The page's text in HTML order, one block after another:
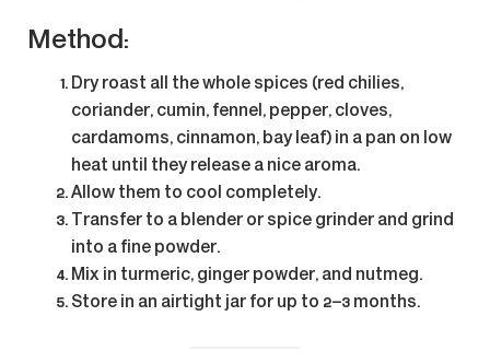
Method:
Dry roast all the whole spices (red chilies,
coriander, cumin, fennel, pepper, cloves,
cardamoms, cinnamon, bay leaf) in a pan on low
heat until they release a nice aroma.
Allow them to cool completely.
Transfer to a blender or spice grinder and grind
into a fine powder.
Mix in turmeric, ginger powder, and nutmeg.
Store in an airtight jar for up to 2–3 months.